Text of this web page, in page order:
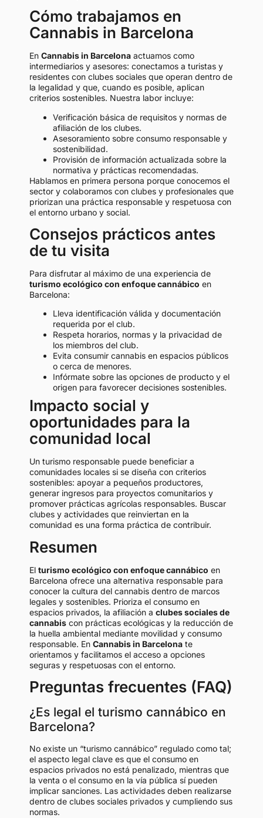
Cómo trabajamos en
Cannabis in Barcelona
En Cannabis in Barcelona actuamos como
intermediarios y asesores: conectamos a turistas y
residentes con clubes sociales que operan dentro de
la legalidad y que, cuando es posible, aplican
criterios sostenibles. Nuestra labor incluye:
Verificación básica de requisitos y normas de
afiliación de los clubes.
Asesoramiento sobre consumo responsable y
sostenibilidad.
Provisión de información actualizada sobre la
normativa y prácticas recomendadas.
Hablamos en primera persona porque conocemos el
sector y colaboramos con clubes y profesionales que
priorizan una práctica responsable y respetuosa con
el entorno urbano y social.
Consejos prácticos antes
de tu visita
Para disfrutar al máximo de una experiencia de
turismo ecológico con enfoque cannábico en
Barcelona:
Lleva identificación válida y documentación
requerida por el club.
Respeta horarios, normas y la privacidad de
los miembros del club.
Evita consumir cannabis en espacios públicos
o cerca de menores.
Infórmate sobre las opciones de producto y el
origen para favorecer decisiones sostenibles.
Impacto social y
oportunidades para la
comunidad local
Un turismo responsable puede beneficiar a
comunidades locales si se diseña con criterios
sostenibles: apoyar a pequeños productores,
generar ingresos para proyectos comunitarios y
promover prácticas agrícolas responsables. Buscar
clubes y actividades que reinviertan en la
comunidad es una forma práctica de contribuir.
Resumen
El turismo ecológico con enfoque cannábico en
Barcelona ofrece una alternativa responsable para
conocer la cultura del cannabis dentro de marcos
legales y sostenibles. Prioriza el consumo en
espacios privados, la afiliación a clubes sociales de
cannabis con prácticas ecológicas y la reducción de
la huella ambiental mediante movilidad y consumo
responsable. En Cannabis in Barcelona te
orientamos y facilitamos el acceso a opciones
seguras y respetuosas con el entorno.
Preguntas frecuentes (FAQ)
¿Es legal el turismo cannábico en
Barcelona?
No existe un “turismo cannábico” regulado como tal;
el aspecto legal clave es que el consumo en
espacios privados no está penalizado, mientras que
la venta o el consumo en la vía pública sí pueden
implicar sanciones. Las actividades deben realizarse
dentro de clubes sociales privados y cumpliendo sus
normas.